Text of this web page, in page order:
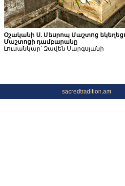
Օշականի Ս. Մեսրոպ Մաշտոց
Մաշտոցի դամբարանը
Լուսանկար՝ Զավեն Սարգսյանի
sacredtradition.am